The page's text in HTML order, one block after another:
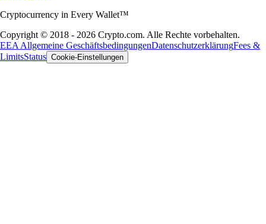
Cryptocurrency in Every Wallet™
Copyright © 2018 - 2026 Crypto.com. Alle Rechte vorbehalten.
EEA Allgemeine GeschäftsbedingungenDatenschutzerklärungFees &
LimitsStatus Cookie-Einstellungen